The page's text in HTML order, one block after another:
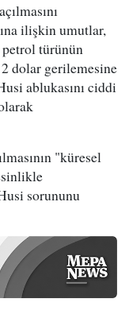
ilişkin umutlar,
petrol türünün
dolar gerilemesine
ablukasını ciddi
"küresel
sorununu